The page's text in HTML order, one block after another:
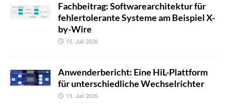
Fachbeitrag: Softwarearchitektur für
fehlertolerante Systeme am Beispiel X-
by-Wire
15. Juli 2026
Anwenderbericht: Eine HiL-Plattform
für unterschiedliche Wechselrichter
13. Juli 2026